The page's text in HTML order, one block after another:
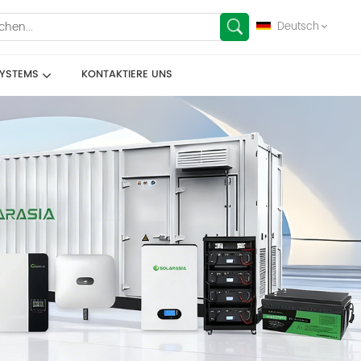
Deutsch
English
français
Deutsch
español
العربية
KONTAKTIERE UNS